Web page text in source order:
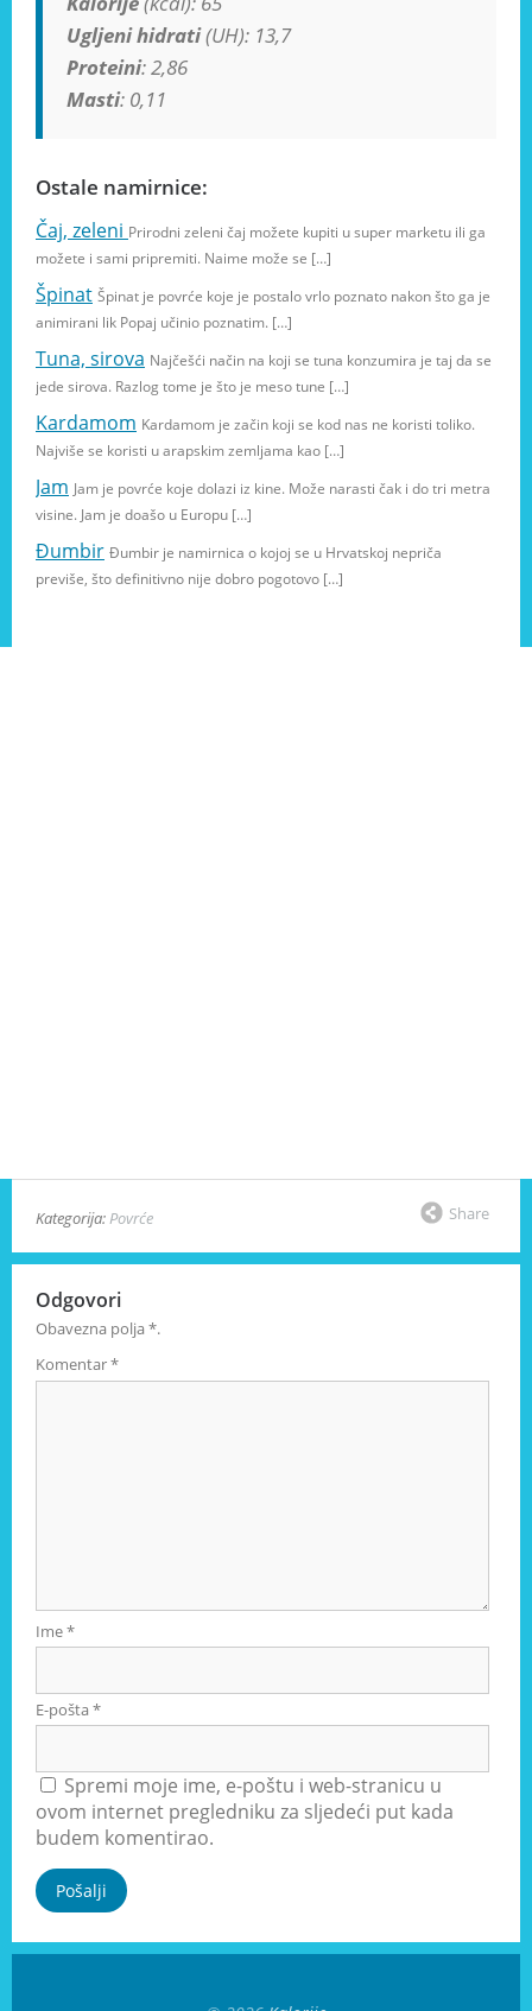
Ugljeni hidrati(UH): 13,7
Proteini: 2,86
Masti: 0,11
Ostale namirnice:
Čaj, zeleni Prirodni zeleni čaj možete kupiti u super marketu ili ga
možete i sami pripremiti. Naime može se […]
Špinat Špinat je povrće koje je postalo vrlo poznato nakon što ga je
animirani lik Popaj učinio poznatim. […]
Tuna, sirova Najčešći način na koji se tuna konzumira je taj da se
jede sirova. Razlog tome je što je meso tune […]
Kardamom Kardamom je začin koji se kod nas ne koristi toliko.
Najviše se koristi u arapskim zemljama kao […]
Jam Jam je povrće koje dolazi iz kine. Može narasti čak i do tri metra
visine. Jam je doašo u Europu […]
Đumbir Đumbir je namirnica o kojoj se u Hrvatskoj nepriča
previše, što definitivno nije dobro pogotovo […]
Kategorija: Povrće Share
Odgovori
Obavezna polja*.
Komentar*
Ime*
E-pošta*
Spremi moje ime, e-poštu i web-stranicu u
ovom internet pregledniku za sljedeći put kada
budem komentirao.